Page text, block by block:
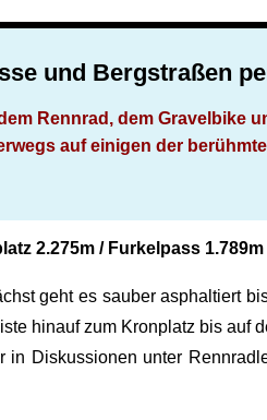
und Bergstraßen
Rennrad, dem Gravelbike
auf einigen der
2.275m / Furkelpass 1.789m
geht es sauber asphaltiert
hinauf zum Kronplatz bis auf
Diskussionen unter